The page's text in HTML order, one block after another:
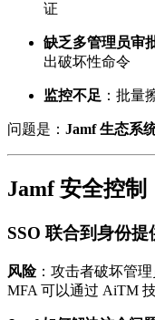
证
缺乏多管理员审
出破坏性命令
监控不足 ：批量
问题是： Jamf 生态系
Jamf 安全控制
SSO 联合到身份
风险：攻击者破坏管
MFA 可以通过 AiTM 技